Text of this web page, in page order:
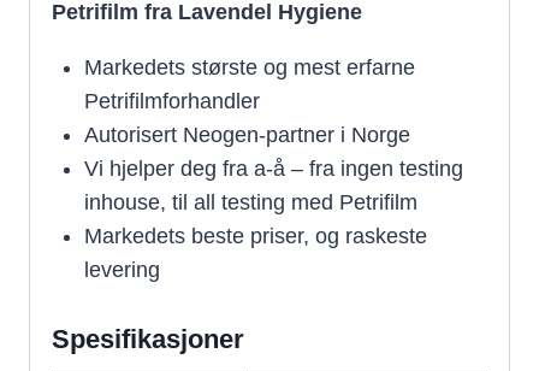
Petrifilm fra Lavendel Hygiene
Markedets største og mest erfarne
Petrifilmforhandler
Autorisert Neogen-partner i Norge
Vi hjelper deg fra a-å – fra ingen testing
inhouse, til all testing med Petrifilm
Markedets beste priser, og raskeste
levering
Spesifikasjoner